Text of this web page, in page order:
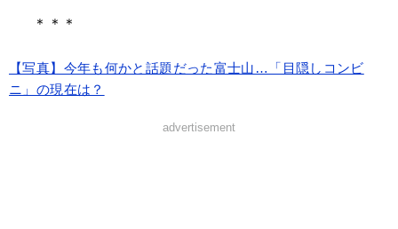
＊＊＊
【写真】今年も何かと話題だった富士山…「目隠しコンビ
ニ」の現在は？
advertisement